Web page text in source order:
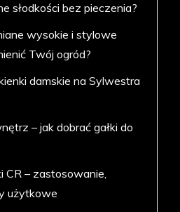
słodkości bez pieczenia?
wysokie i stylowe
Twój ogród?
damskie na Sylwestra
– jak dobrać gałki do
CR – zastosowanie,
użytkowe